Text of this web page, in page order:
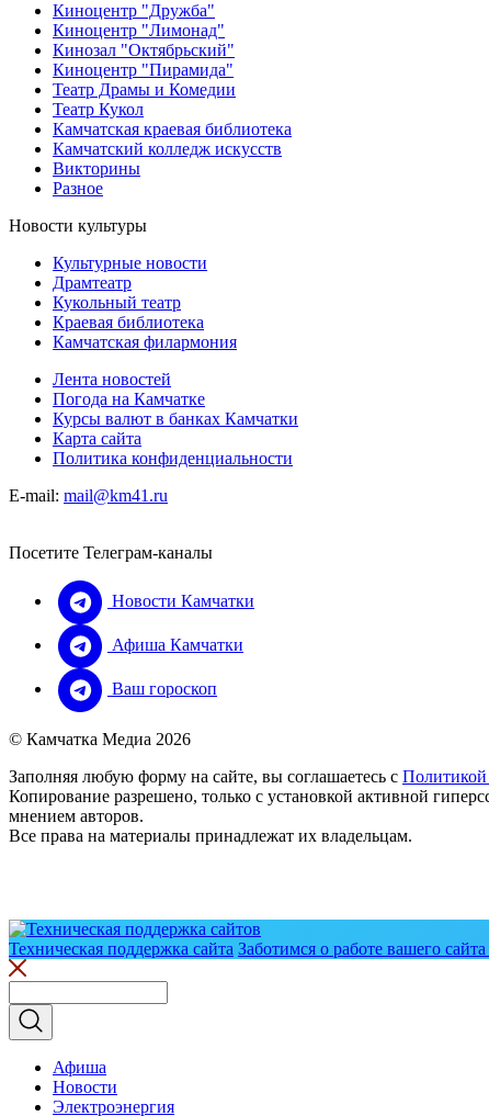
Киноцентр "Дружба"
Киноцентр "Лимонад"
Кинозал "Октябрьский"
Киноцентр "Пирамида"
Театр Драмы и Комедии
Театр Кукол
Камчатская краевая библиотека
Камчатский колледж искусств
Викторины
Разное
Новости культуры
Культурные новости
Драмтеатр
Кукольный театр
Краевая библиотека
Камчатская филармония
Лента новостей
Погода на Камчатке
Курсы валют в банках Камчатки
Карта сайта
Политика конфиденциальности
E-mail: mail@km41.ru
Посетите Телеграм-каналы
Новости Камчатки
Афиша Камчатки
Ваш гороскоп
© Камчатка Медиа 2026
Заполняя любую форму на сайте, вы соглашаетесь с Политикой
Копирование разрешено, только с установкой активной
мнением авторов.
Все права на материалы принадлежат их владельцам.
Техническая поддержка сайта Заботимся о работе вашего
Афиша
Новости
Электроэнергия